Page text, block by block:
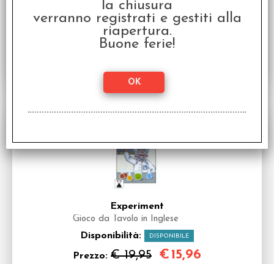
Disponibilità: DISPONIBILE
Prezzo:€ 39,95 € 15,00
Experiment
Gioco da Tavolo in Inglese
Disponibilità: DISPONIBILE
Prezzo: € 19,95 €15,96
la chiusura
verranno registrati e gestiti alla
riapertura.
Buone ferie!